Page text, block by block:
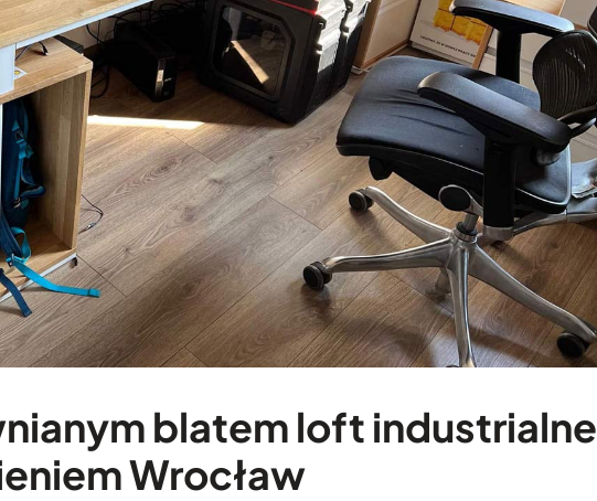
blatem loft industrialne
Wrocław